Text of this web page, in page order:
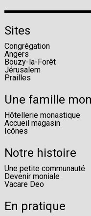
Sites
Congrégation
Angers
Bouzy-la-Forêt
Jérusalem
Prailles
Une famille
Hôtellerie monastique
Accueil magasin
Icônes
Notre histoire
Une petite communauté
Devenir moniale
Vacare Deo
En pratique